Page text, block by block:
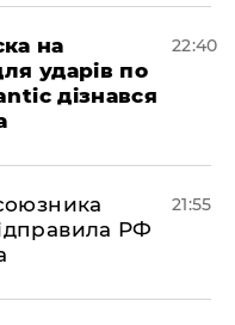
на
ударів по
дізнався
22:40
РФ
21:55